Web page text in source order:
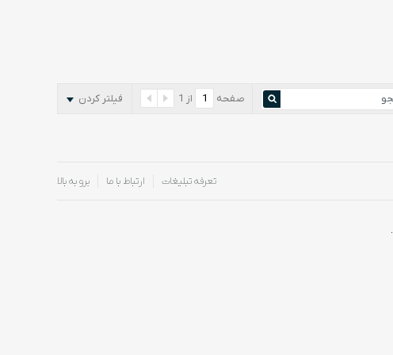
صفحه از 1 فیلتر کردن
تعرفه تبلیغات ارتباط با ما برو به بالا